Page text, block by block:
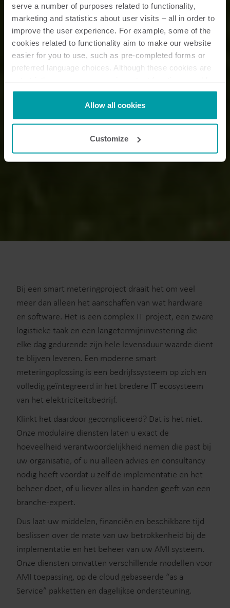
serve a number of purposes related to functionality,
marketing and statistics about user visits – all in order to
improve the user experience. For example, some of the
cookies related to functionality aim to make our website
easier for you to use, such as pre-completed forms or
preferred language choices. Although these cookies are
not be available without them.
Kamstrup makes use of third-party cookies. A third-party
cookie is installed by someone other than us, such as
analysis programmes.
You can at any time change or withdraw your consent
Allow all cookies
Customize
Bij een smart meteringproject draait het om veel
meer dan alleen het aanschaffen van wat hardware
en software. Het is een complex IT project, een zware
logistieke taak en een langetermijninvestering die
elke dag gedurende zijn hele levensduur waarde dient
te blijven leveren. Een moderne smart
meteringoplossing is een bedrijfssysteem op zich en
volledig geïntegreerd in het bredere IT ecosysteem
van het elektriciteitsbedrijf.
Klinkt het daardoor gecompliceerd? Dat is het niet.
Onze modulaire diensten laten u exact de
hoeveelheid verantwoordelijkheid nemen die past bij
uw organisatie, of u nu alleen advies en consultancy
nodig heeft voordat u zelf de implementatie en het
beheer doet, of u liever alles in handen geeft van een
branche-expert.
Dus laat uw middelen, financiën en beschikbare tijd
beslissen over de mate van uw betrokkenheid bij de
implementatie en het beheer van uw AMI systeem.
Onze diensten omvatten verschillende modellen voor
AMI toepassing, op de cloud gebaseerde “as a
Service” pakketten en dagelijkse ondersteuning.